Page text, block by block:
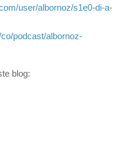
user/albornoz/s1e0-di-a-
podcast/albornoz-
blog: